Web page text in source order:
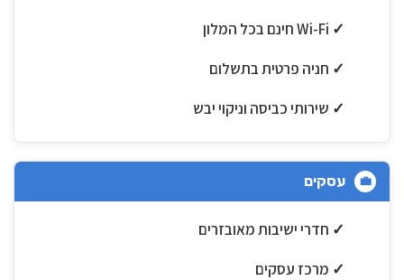
✓ Wi-Fi חינם בכל המלון
✓ חניה פרטית בתשלום
✓ שירותי כביסה וניקוי יבש
💼 עסקים
✓ חדרי ישיבות מאובזרים
✓ מרכז עסקים